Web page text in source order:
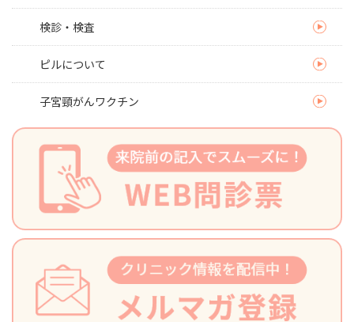
検診・検査
ピルについて
子宮頸がんワクチン